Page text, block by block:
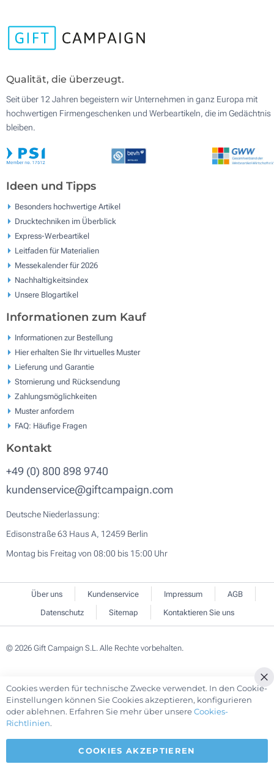
Qualität, die überzeugt.
Seit über 12 Jahren begeistern wir Unternehmen in ganz Europa mit
hochwertigen Firmengeschenken und Werbeartikeln, die im Gedächtnis
bleiben.
Ideen und Tipps
Besonders hochwertige Artikel
Drucktechniken im Überblick
Express-Werbeartikel
Leitfaden für Materialien
Messekalender für 2026
Nachhaltigkeitsindex
Unsere Blogartikel
Informationen zum Kauf
Informationen zur Bestellung
Hier erhalten Sie Ihr virtuelles Muster
Lieferung und Garantie
Stornierung und Rücksendung
Zahlungsmöglichkeiten
Muster anfordern
FAQ: Häufige Fragen
Kontakt
+49 (0) 800 898 9740
kundenservice@giftcampaign.com
Deutsche Niederlassung:
Edisonstraße 63 Haus A, 12459 Berlin
Montag bis Freitag von 08:00 bis 15:00 Uhr
Über uns Kundenservice Impressum
AGB
Datenschutz
Sitemap Kontaktieren Sie uns
© 2026 Gift Campaign S.L. Alle Rechte vorbehalten.
Cookies werden für technische Zwecke verwendet. In den Cookie-
Einstellungen können Sie Cookies akzeptieren, konfigurieren
oder ablehnen. Erfahren Sie mehr über unsereCookies-
Richtlinien.
COOKIES AKZEPTIEREN